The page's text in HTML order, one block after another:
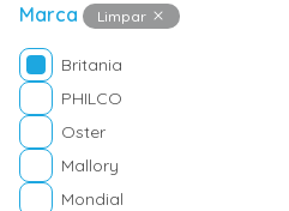
Marca Limpar
Britania
PHILCO
Oster
Mallory
Mondial